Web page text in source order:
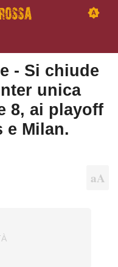
- Si chiude
unica
8, ai playoff
e Milan.